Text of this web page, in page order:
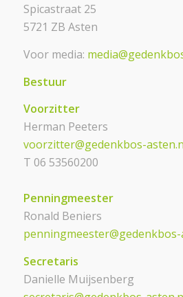
Spicastraat 25
5721 ZB Asten
Voor media:
Bestuur
Voorzitter
Herman Peeters
voorzitter@gedenkbos-
T 06 53560200
Penningmeester
Ronald Beniers
Secretaris
Danielle Muijsenberg